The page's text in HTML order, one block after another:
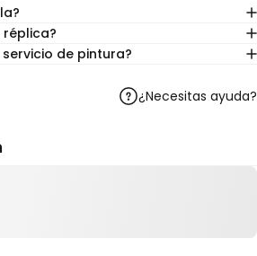
de pintura?
¿Necesitas ayuda?